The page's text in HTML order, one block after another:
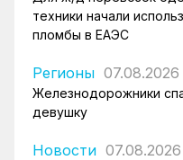
техники начали
пломбы в ЕАЭС
Регионы 07.08.2026
Железнодорожники
девушку
Новости 07.08.2026